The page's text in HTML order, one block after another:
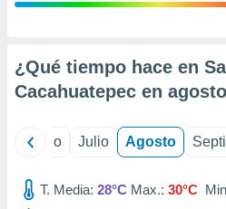
e
mediante
de
¿Qué tiempo hace en
Cacahuatepec en agosto
Junio Julio Agosto
T. Media: 28°C Max.: 30°C